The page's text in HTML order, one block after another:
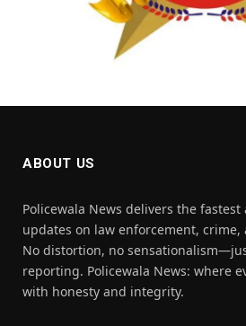
ABOUT US
Policewala News delivers the
updates on law enforcement,
No distortion, no
reporting. Policewala News: where
with honesty and integrity.